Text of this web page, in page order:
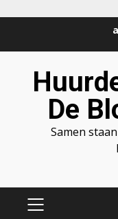
inhoud
De
Samen
PRIMAIR